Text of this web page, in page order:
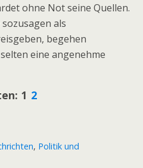
ohne Not seine Quellen.
als
begehen
eine angenehme
1 2
, Politik und